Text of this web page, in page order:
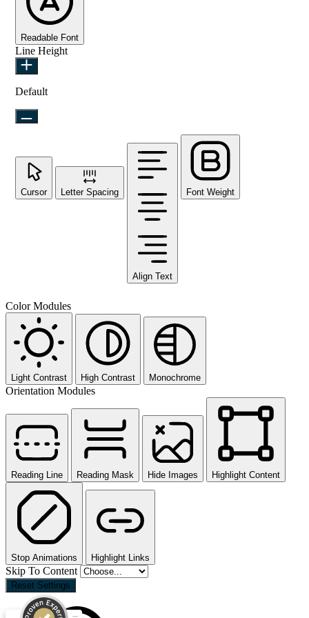
Readable Font
Line Height
Default
Cursor Letter Spacing
Align Text
Font Weight
Color Modules
Light Contrast High Contrast Monochrome
Orientation Modules
Reading Line Reading Mask Hide Images Highlight Content
Stop Animations Highlight Links
Skip To Content
Reset Settings
Kundenbewertungen und Erfahrungen zu